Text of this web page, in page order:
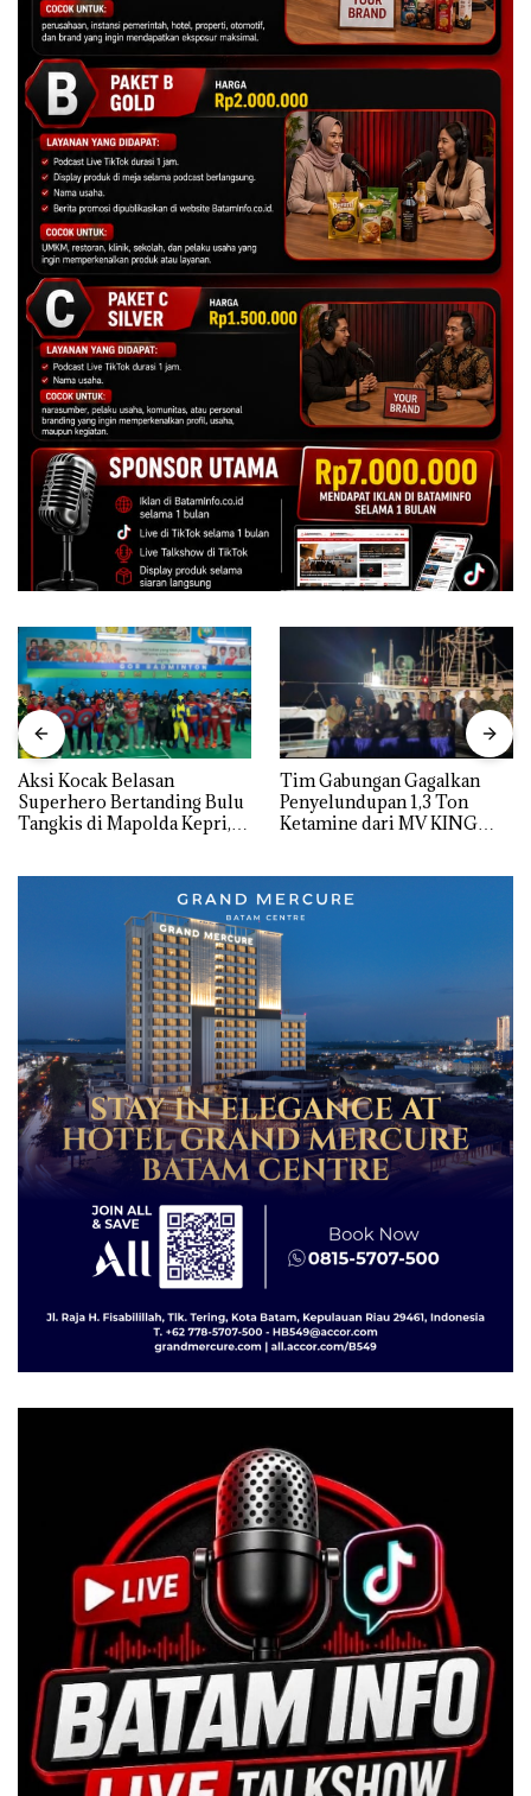
Aksi Kocak Belasan
Superhero Bertanding Bulu
Tangkis di Mapolda Kepri,
Tim Gabungan Gagalkan
Penyelundupan 1,3 Ton
Ketamine dari MV KING